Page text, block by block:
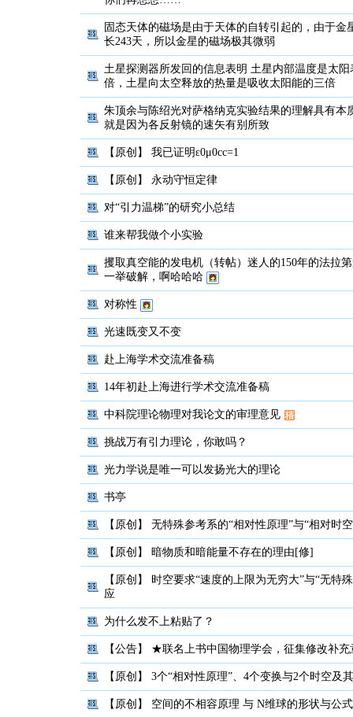
固态天体的磁场是由于天体的自转引起的，由于金
长243天，所以金星的磁场极其微弱
土星探测器所发回的信息表明 土星内部温度是太
倍，土星向太空释放的热量是吸收太阳能的三倍
朱顶余与陈绍光对萨格纳克实验结果的理解具有本
就是因为各反射镜的速矢有别所致
【原创】 我已证明ε0μ0cc=1
【原创】 永动守恒定律
对“引力温梯”的研究小总结
谁来帮我做个小实验
攫取真空能的发电机（转帖）迷人的150年的法拉
一举破解，啊哈哈哈
对称性
光速既变又不变
赴上海学术交流准备稿
14年初赴上海进行学术交流准备稿
中科院理论物理对我论文的审理意见
挑战万有引力理论，你敢吗？
光力学说是唯一可以发扬光大的理论
书亭
【原创】 无特殊参考系的“相对性原理”与“相对时
【原创】 暗物质和暗能量不存在的理由[修]
【原创】
时空要求“速度的上限为无穷大”与“无特
应
为什么发不上粘贴了？
【公告】 ★联名上书中国物理学会，征集修改补
【原创】 3个“相对性原理”、4个变换与2个时空及
【原创】 空间的不相容原理 与 N维球的形状与公式